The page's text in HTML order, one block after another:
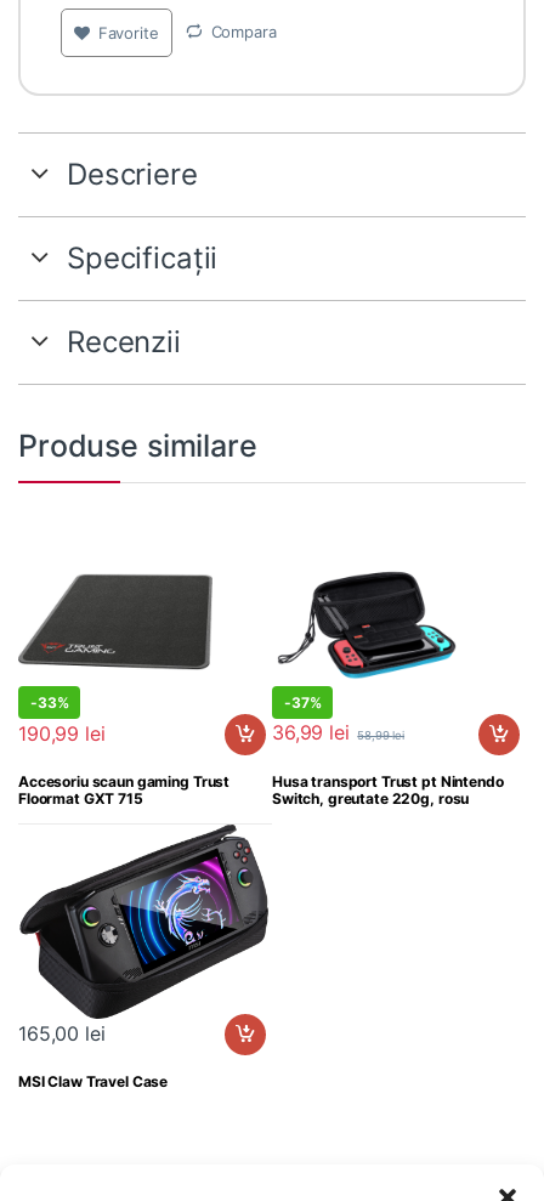
Favorite Compara
Descriere
Specificații
Recenzii
Produse similare
Accesoriu scaun gaming Trust
Floormat GXT 715
-33%
190,99 lei
286,00lei
Husa transport Trust pt Nintendo
Switch, greutate 220g, rosu
-37%
36,99 lei 58,99lei
MSI Claw Travel Case
165,00 lei